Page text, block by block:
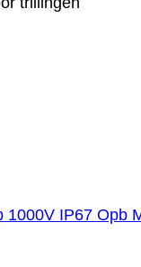
1000V IP67 Opb